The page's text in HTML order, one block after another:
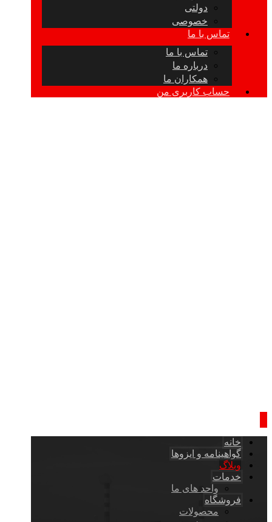
دولتی
خصوصی
تماس با ما
تماس با ما
درباره ما
همکاران ما
حساب کاربری من
خانه
گواهینامه و ایزوها
وبلاگ
خدمات
واحد های ما
فروشگاه
محصولات